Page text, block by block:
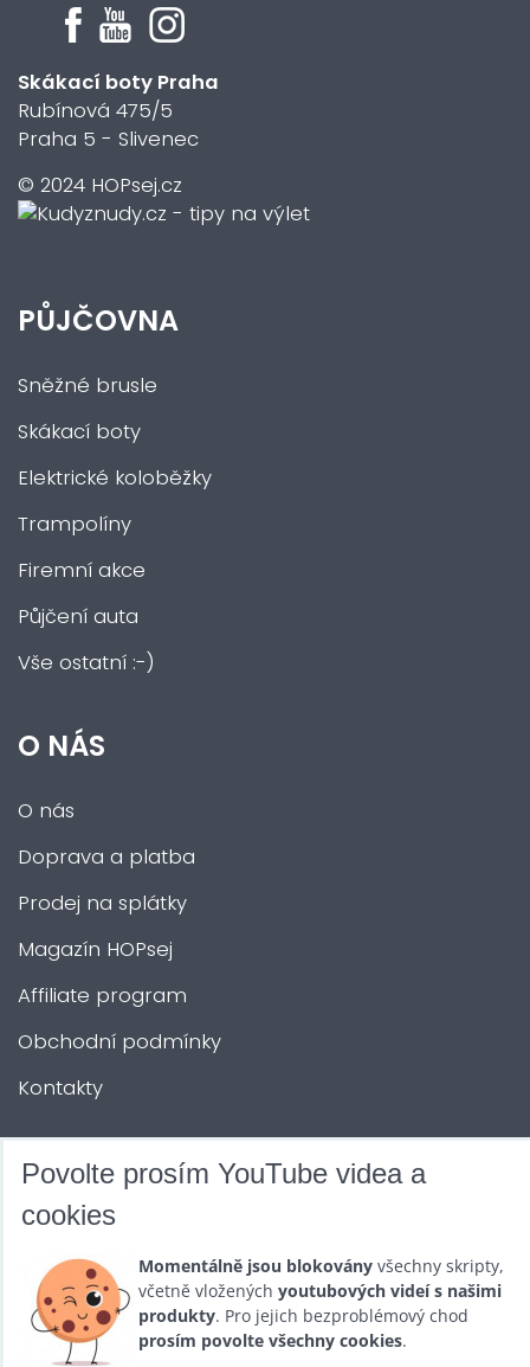
Skákací boty Praha
Rubínová 475/5
Praha 5 - Slivenec
© 2024 HOPsej.cz
PŮJČOVNA
Sněžné brusle
Skákací boty
Elektrické koloběžky
Trampolíny
Firemní akce
Půjčení auta
Vše ostatní :-)
O NÁS
O nás
Doprava a platba
Prodej na splátky
Magazín HOPsej
Affiliate program
Obchodní podmínky
Kontakty
DALŠÍ SLUŽBY
Půjčovna
Promotéři
Povolte prosím YouTube videa a
cookies
Momentálně jsou blokovány všechny skripty,
včetně vložených youtubových videí s našimi
produkty. Pro jejich bezproblémový chod
prosím povolte všechny cookies.